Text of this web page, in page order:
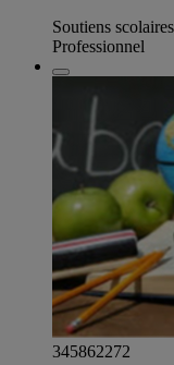
Soutiens
Professionnel
345862272